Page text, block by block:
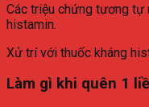
Các triệu chứng tương tự
histamin.
Xử trí với thuốc kháng
Làm gì khi quên 1